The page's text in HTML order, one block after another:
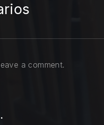
a comment.